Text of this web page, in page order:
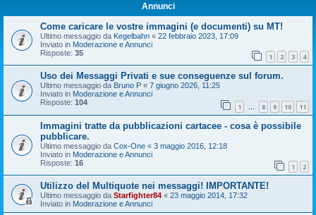
Annunci
Come caricare le vostre immagini (e documenti) su MT!
Ultimo messaggio da Kegelbahn « 22 febbraio 2023, 17:09
Inviato in Moderazione e Annunci
Risposte: 35 1 2 3 4
Uso dei Messaggi Privati e sue conseguenze sul forum.
Ultimo messaggio da Bruno P « 7 giugno 2026, 11:25
Inviato in Moderazione e Annunci
Risposte: 104 1 … 8 9 10 11
Immagini tratte da pubblicazioni cartacee - cosa è possibile
pubblicare.
Ultimo messaggio da Cox-One « 3 maggio 2016, 12:18
Inviato in Moderazione e Annunci
Risposte: 16 1 2
Utilizzo del Multiquote nei messaggi! IMPORTANTE!
Ultimo messaggio da Starfighter84 « 23 maggio 2014, 17:32
Inviato in Moderazione e Annunci